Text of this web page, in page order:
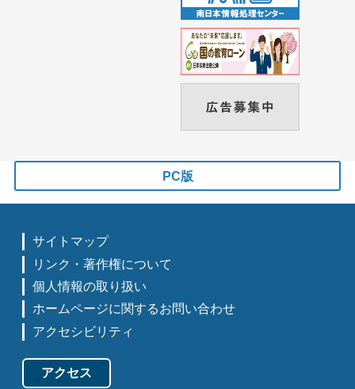
PC版
サイトマップ
リンク・著作権について
個人情報の取り扱い
ホームページに関するお問い合わせ
アクセシビリティ
アクセス